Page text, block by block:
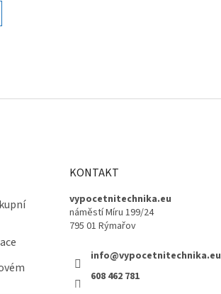
KONTAKT
vypocetnitechnika.eu
náměstí Míru 199/24
795 01 Rýmařov
info@vypocetnitechnika.eu
608 462 781